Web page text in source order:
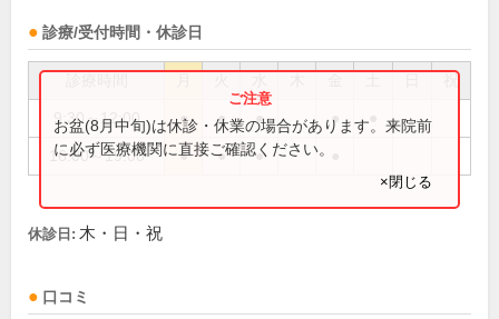
診療/受付時間・休診日
祝
9:30～12:00 ● ● ● ●
16:00～19:00 ● ● ●
お盆(8月中旬)は休診・休業の場合があります。来院前
に必ず医療機関に直接ご確認ください。
×閉じる
休診日: 木・日・祝
口コミ